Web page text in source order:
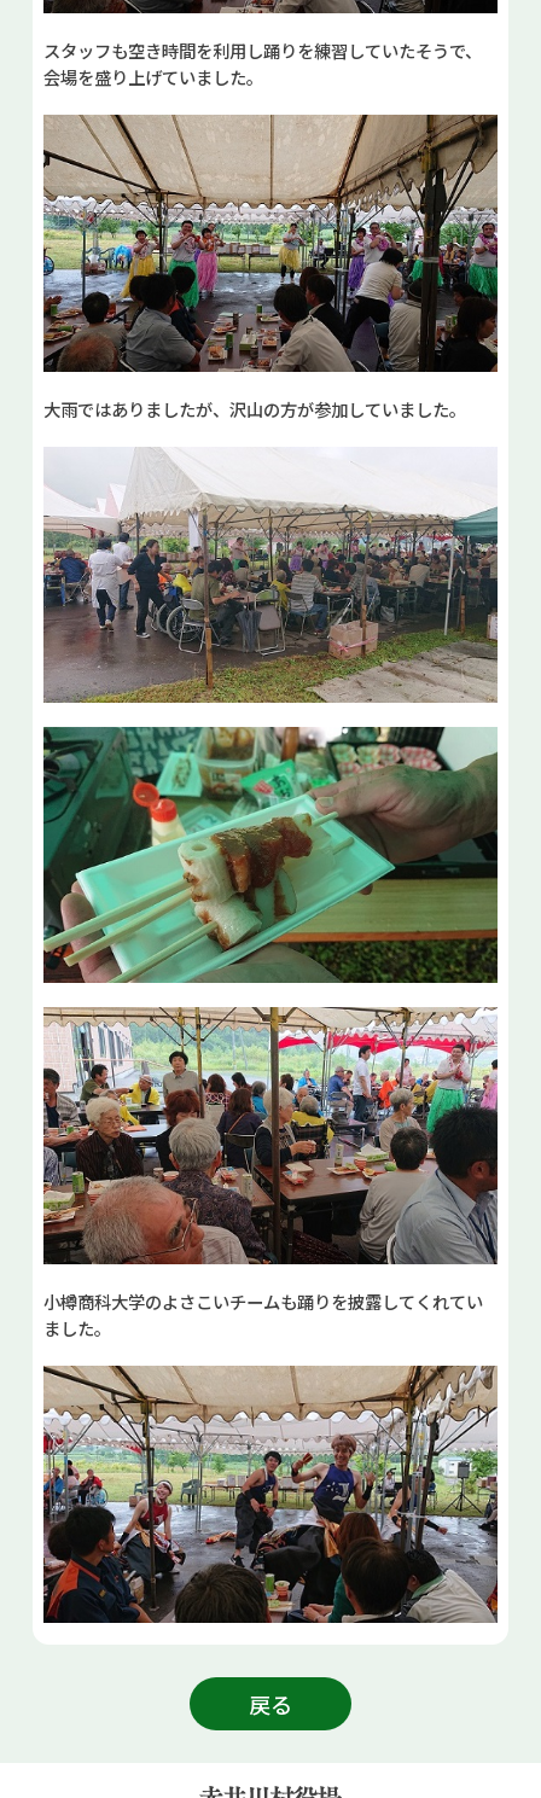
スタッフも空き時間を利用し踊りを練習していたそうで、
会場を盛り上げていました。
大雨ではありましたが、沢山の方が参加していました。
小樽商科大学のよさこいチームも踊りを披露してくれてい
ました。
戻る